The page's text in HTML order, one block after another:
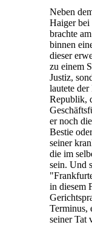
Neben
Haiger bei
brachte
binnen
dieser
zu einem
Justiz,
lautete
Republik,
er noch
Bestie
seiner
die im
sein. Und
in diesem
Terminus,
seiner Tat